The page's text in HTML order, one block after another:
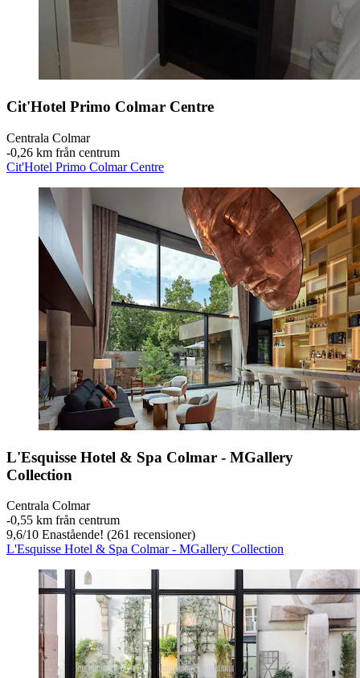
Cit'Hotel Primo Colmar Centre
Centrala Colmar
‐0,26 km från centrum
Cit'Hotel Primo Colmar Centre
L'Esquisse Hotel & Spa Colmar - MGallery
Collection
Centrala Colmar
‐0,55 km från centrum
9,6/10 Enastående! (261 recensioner)
L'Esquisse Hotel & Spa Colmar - MGallery Collection